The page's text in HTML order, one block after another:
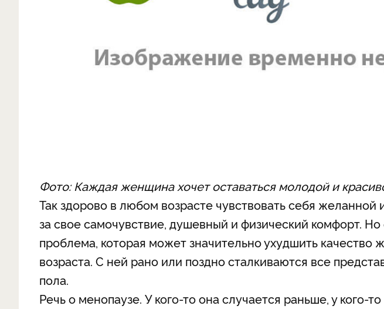
Фото: Каждая женщина хочет оставаться молодой и
Так здорово в любом возрасте чувствовать себя
за свое самочувствие, душевный и физический комфорт. Но
проблема, которая может значительно ухудшить
возраста. С ней рано или поздно сталкиваются все
пола.
Речь о менопаузе. У кого-то она случается раньше, у кого-